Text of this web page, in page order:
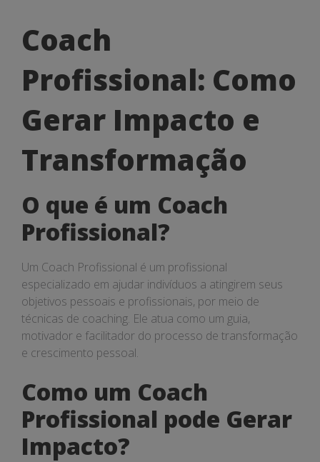
Coach
Profissional:
Como
Gerar
Impacto
e
Transformação
Coach
Profissional: Como
Gerar Impacto e
Transformação
O que é um Coach
Profissional?
Um Coach Profissional é um profissional
especializado em ajudar indivíduos a atingirem seus
objetivos pessoais e profissionais, por meio de
técnicas de coaching. Ele atua como um guia,
motivador e facilitador do processo de transformação
e crescimento pessoal.
Como um Coach
Profissional pode Gerar
Impacto?